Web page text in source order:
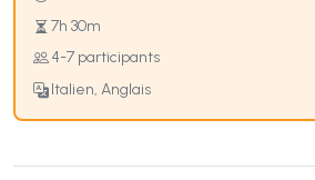
7h 30m
4-7 participants
Italien, Anglais